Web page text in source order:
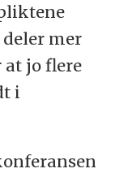
mer
at jo flere
i